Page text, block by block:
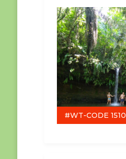
#WT-CODE 1510